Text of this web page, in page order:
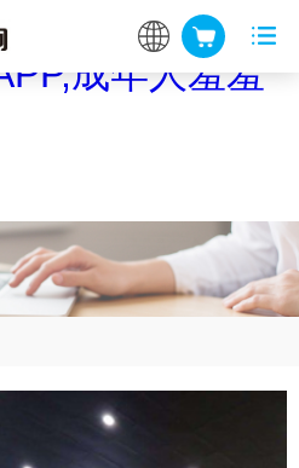
,羞羞网站入口,
成年人羞羞